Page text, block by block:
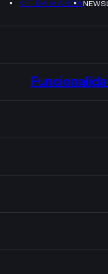
KIT DA MARCA